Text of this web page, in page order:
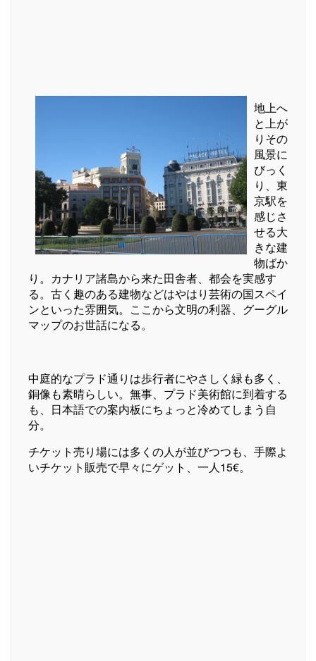
地上へ
と上が
りその
風景に
びっく
り、東
京駅を
感じさ
せる大
きな建
物ばか
り。カナリア諸島から来た田舎者、都会を実感す
る。古く趣のある建物などはやはり芸術の国スペイ
ンといった雰囲気。ここから文明の利器、グーグル
マップのお世話になる。
中庭的なプラド通りは歩行者にやさしく緑も多く、
銅像も素晴らしい。無事、プラド美術館に到着する
も、日本語での案内板にちょっと冷めてしまう自
分。
チケット売り場には多くの人が並びつつも、手際よ
いチケット販売で早々にゲット、一人15€。